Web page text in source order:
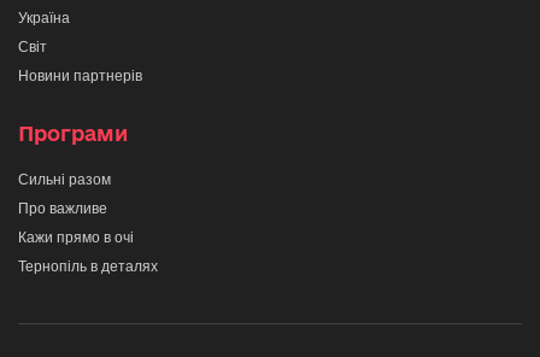
Україна
Світ
Новини партнерів
Програми
Сильні разом
Про важливе
Кажи прямо в очі
Тернопіль в деталях